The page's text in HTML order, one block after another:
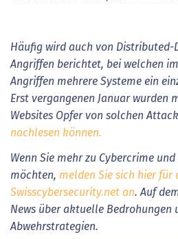
Häufig wird auch von Distributed-
Angriffen berichtet, bei welchen
Angriffen mehrere Systeme ein
Erst vergangenen Januar wurden
Websites Opfer von solchen
nachlesen können.
Wenn Sie mehr zu Cybercrime
möchten, melden Sie sich hier für
Swisscybersecurity.net an. Auf
News über aktuelle Bedrohungen
Abwehrstrategien.